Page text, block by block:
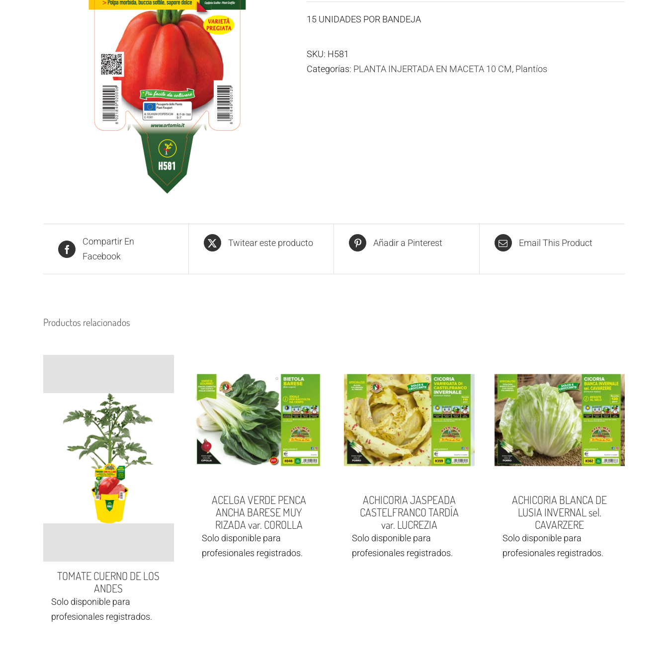
15 UNIDADES POR BANDEJA
SKU: H581
Categorías: PLANTA INJERTADA EN MACETA 10 CM, Plantíos
Compartir En
Facebook
Twitear este producto Añadir a Pinterest Email This Product
Productos relacionados
TOMATE CUERNO DE LOS
ANDES
Solo disponible para
profesionales registrados.
ACELGA VERDE PENCA
ANCHA BARESE MUY
RIZADA var. COROLLA
Solo disponible para
profesionales registrados.
ACHICORIA JASPEADA
CASTELFRANCO TARDÍA
var. LUCREZIA
Solo disponible para
profesionales registrados.
ACHICORIA BLANCA DE
LUSIA INVERNAL sel.
CAVARZERE
Solo disponible para
profesionales registrados.